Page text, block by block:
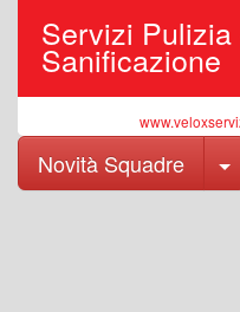
Servizi
Sanificazione
Novità Squadre